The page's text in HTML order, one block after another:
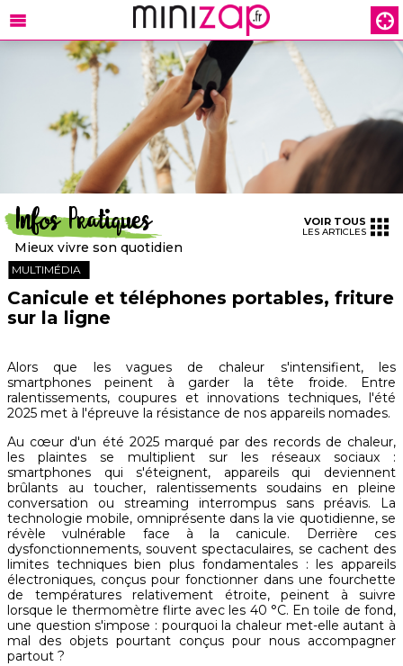
Infos Pratiques
Mieux vivre son quotidien
VOIR TOUS
LES ARTICLES
MULTIMÉDIA
Canicule et téléphones portables, friture
sur la ligne
Alors que les vagues de chaleur s'intensifient, les
smartphones peinent à garder la tête froide. Entre
ralentissements, coupures et innovations techniques, l'été
2025 met à l'épreuve la résistance de nos appareils nomades.
Au cœur d'un été 2025 marqué par des records de chaleur,
les plaintes se multiplient sur les réseaux sociaux :
smartphones qui s'éteignent, appareils qui deviennent
brûlants au toucher, ralentissements soudains en pleine
conversation ou streaming interrompus sans préavis. La
technologie mobile, omniprésente dans la vie quotidienne, se
révèle vulnérable face à la canicule. Derrière ces
dysfonctionnements, souvent spectaculaires, se cachent des
limites techniques bien plus fondamentales : les appareils
électroniques, conçus pour fonctionner dans une fourchette
de températures relativement étroite, peinent à suivre
lorsque le thermomètre flirte avec les 40 °C. En toile de fond,
une question s'impose : pourquoi la chaleur met-elle autant à
mal des objets pourtant conçus pour nous accompagner
partout ?